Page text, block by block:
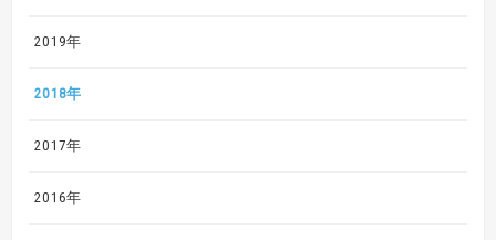
2019年
2018年
2017年
2016年